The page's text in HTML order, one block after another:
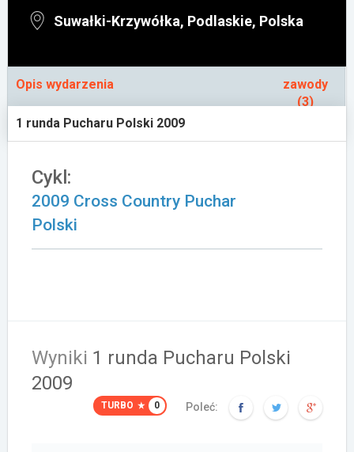
Suwałki-Krzywółka, Podlaskie, Polska
Opis wydarzenia
zawody
(3)
1 runda Pucharu Polski 2009
Cykl:
2009 Cross Country Puchar
Polski
Wyniki 1 runda Pucharu Polski
2009
TURBO 0 Poleć: